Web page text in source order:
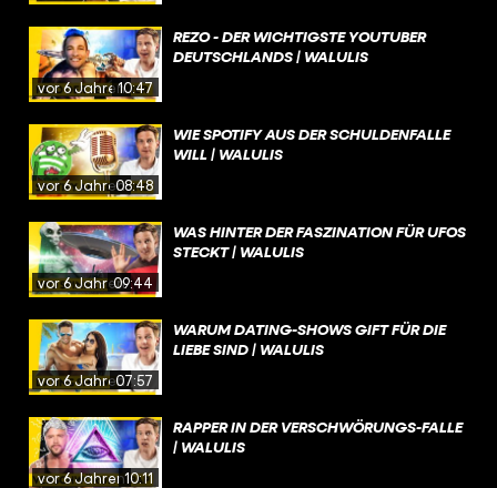
vor 6 Jahren10:47
REZO - DER WICHTIGSTE YOUTUBER
DEUTSCHLANDS | WALULIS
vor 6 Jahren08:48
WIE SPOTIFY AUS DER SCHULDENFALLE
WILL | WALULIS
vor 6 Jahren09:44
WAS HINTER DER FASZINATION FÜR UFOS
STECKT | WALULIS
vor 6 Jahren07:57
WARUM DATING-SHOWS GIFT FÜR DIE
LIEBE SIND | WALULIS
vor 6 Jahren10:11
RAPPER IN DER VERSCHWÖRUNGS-FALLE
| WALULIS